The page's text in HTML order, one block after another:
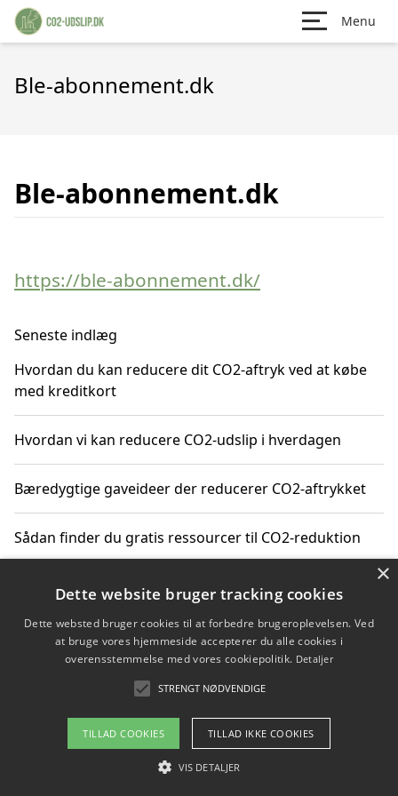
Menu
Ble-abonnement.dk
Ble-abonnement.dk
https://ble-abonnement.dk/
Seneste indlæg
Hvordan du kan reducere dit CO2-aftryk ved at købe
med kreditkort
Hvordan vi kan reducere CO2-udslip i hverdagen
Bæredygtige gaveideer der reducerer CO2-aftrykket
Sådan finder du gratis ressourcer til CO2-reduktion
Hvordan gadgets til hjemmet kan reducere CO2-udslip
Copyright 2026 - Pilanto Aps
Om / kontakt
Blog Betingelser
×
Dette website bruger tracking cookies
Dette websted bruger cookies til at forbedre brugeroplevelsen. Ved
at bruge vores hjemmeside accepterer du alle cookies i
overensstemmelse med vores cookiepolitik. Detaljer
STRENGT NØDVENDIGE
TILLAD COOKIES TILLAD IKKE COOKIES
VIS DETALJER